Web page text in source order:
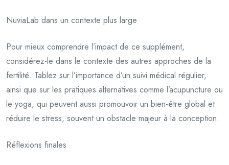
NuviaLab dans un contexte plus large
Pour mieux comprendre l’impact de ce supplément,
considérez-le dans le contexte des autres approches de la
fertilité. Tablez sur l’importance d’un suivi médical régulier,
ainsi que sur les pratiques alternatives comme l’acupuncture ou
le yoga, qui peuvent aussi promouvoir un bien-être global et
réduire le stress, souvent un obstacle majeur à la conception.
Réflexions finales